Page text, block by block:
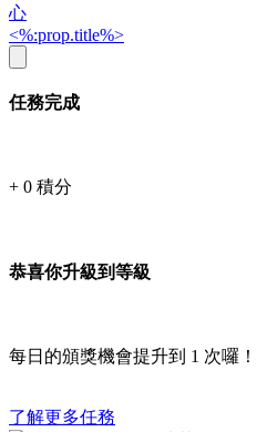
心
<%:prop.title%>
任務完成
+ 0 積分
恭喜你升級到等級
每日的頒獎機會提升到 1 次囉！
了解更多任務